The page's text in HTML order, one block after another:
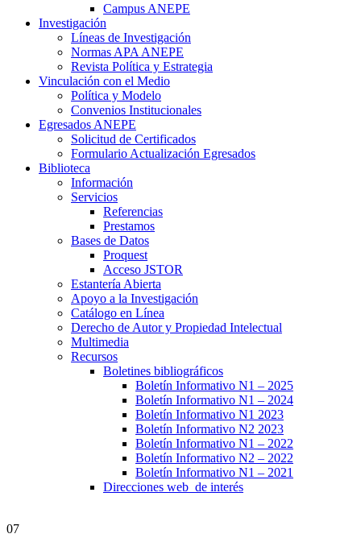
Campus ANEPE
Investigación
Líneas de Investigación
Normas APA ANEPE
Revista Política y Estrategia
Vinculación con el Medio
Política y Modelo
Convenios Institucionales
Egresados ANEPE
Solicitud de Certificados
Formulario Actualización Egresados
Biblioteca
Información
Servicios
Referencias
Prestamos
Bases de Datos
Proquest
Acceso JSTOR
Estantería Abierta
Apoyo a la Investigación
Catálogo en Línea
Derecho de Autor y Propiedad Intelectual
Multimedia
Recursos
Boletines bibliográficos
Boletín Informativo N1 – 2025
Boletín Informativo N1 – 2024
Boletín Informativo N1 2023
Boletín Informativo N2 2023
Boletín Informativo N1 – 2022
Boletín Informativo N2 – 2022
Boletín Informativo N1 – 2021
Direcciones web de interés
07